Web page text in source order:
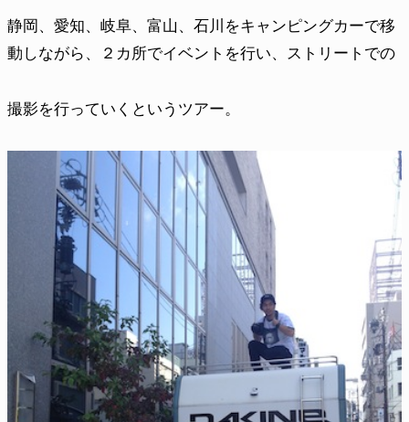
静岡、愛知、岐阜、富山、石川をキャンピングカーで移
動しながら、２カ所でイベントを行い、ストリートでの
撮影を行っていくというツアー。